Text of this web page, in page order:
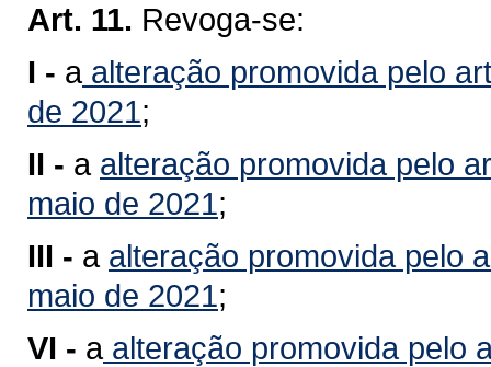
Art. 11. Revoga-se:
I - aalteração promovida pelo
de 2021;
II - a alteração promovida pelo
maio de 2021;
III - a alteração promovida pelo
maio de 2021;
VI - aalteração promovida pelo